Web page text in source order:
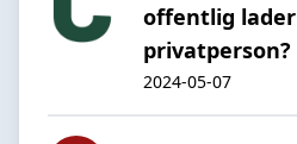
offentlig
privatperson?
2024-05-07